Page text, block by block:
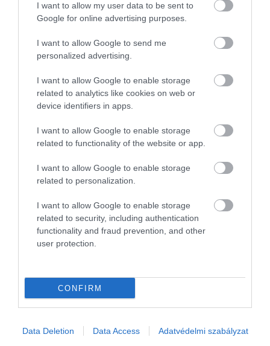
I want to allow my user data to be sent to
Google for online advertising purposes.
I want to allow Google to send me
personalized advertising.
I want to allow Google to enable storage
related to analytics like cookies on web or
device identifiers in apps.
I want to allow Google to enable storage
related to functionality of the website or app.
I want to allow Google to enable storage
related to personalization.
I want to allow Google to enable storage
related to security, including authentication
functionality and fraud prevention, and other
user protection.
CONFIRM
Data Deletion Data Access Adatvédelmi szabályzat
mindennapoknak.
Ez is érdekelhet!
Ezért nem sikerül úgy a tésztánk, mint
az olaszoknak: minden a serpenyőben
dől el
Az időhöz és a társas kapcsolatokhoz
való viszony egészen más
Olaszországban, különösen kisebb
erősen meghatározzák a társas kapcsolatok.
Valaki bekopog egy kávéra, az utcán megállítanak
beszélgetni, egy gyors ügyintézésből pedig
könnyen hosszabb társalgás lesz. Aki nagyon
munkaközpontú gondolkodáshoz szokott, annak ez
eleinte zavaró lehet. Ott egyszerűen
udvariatlanságnak hathat, ha valaki mindig arra
hivatkozik, hogy elfoglalt. Idővel viszont éppen ez
adhatja az élet egyik legnagyobb értékét:
az ember